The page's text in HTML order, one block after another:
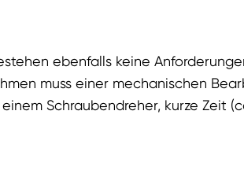
ebenfalls keine
muss einer mechanischen
Schraubendreher, kurze Zeit